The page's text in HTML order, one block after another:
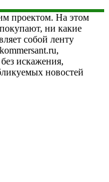
проектом. На этом
ни какие
собой ленту
искажения,
новостей